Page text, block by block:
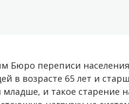
Бюро переписи
в возрасте 65 лет и
младше, и такое старение